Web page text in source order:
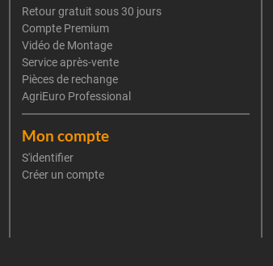
Retour gratuit sous 30 jours
Compte Premium
Vidéo de Montage
Service après-vente
Pièces de rechange
AgriEuro Professional
Mon compte
S'identifier
Créer un compte